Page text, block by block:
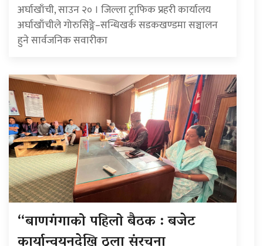
अर्घाखाँची, साउन २० । जिल्ला ट्राफिक प्रहरी कार्यालय
अर्घाखाँचीले गोरुसिङ्गे–सन्धिखर्क सडकखण्डमा सञ्चालन
हुने सार्वजनिक सवारीका
“बाणगंगाको पहिलो बैठक : बजेट